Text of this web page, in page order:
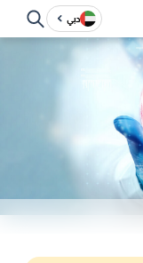
دبي